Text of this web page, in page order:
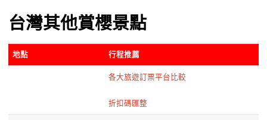
台灣其他賞櫻景點
地點 行程推薦
各大旅遊訂票平台比較
折扣碼匯整